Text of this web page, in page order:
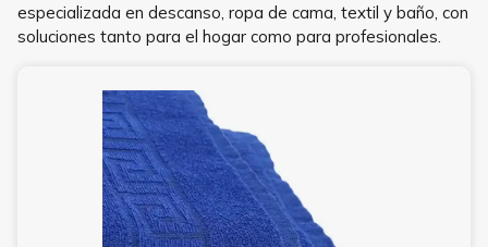
especializada en descanso, ropa de cama, textil y baño, con
soluciones tanto para el hogar como para profesionales.